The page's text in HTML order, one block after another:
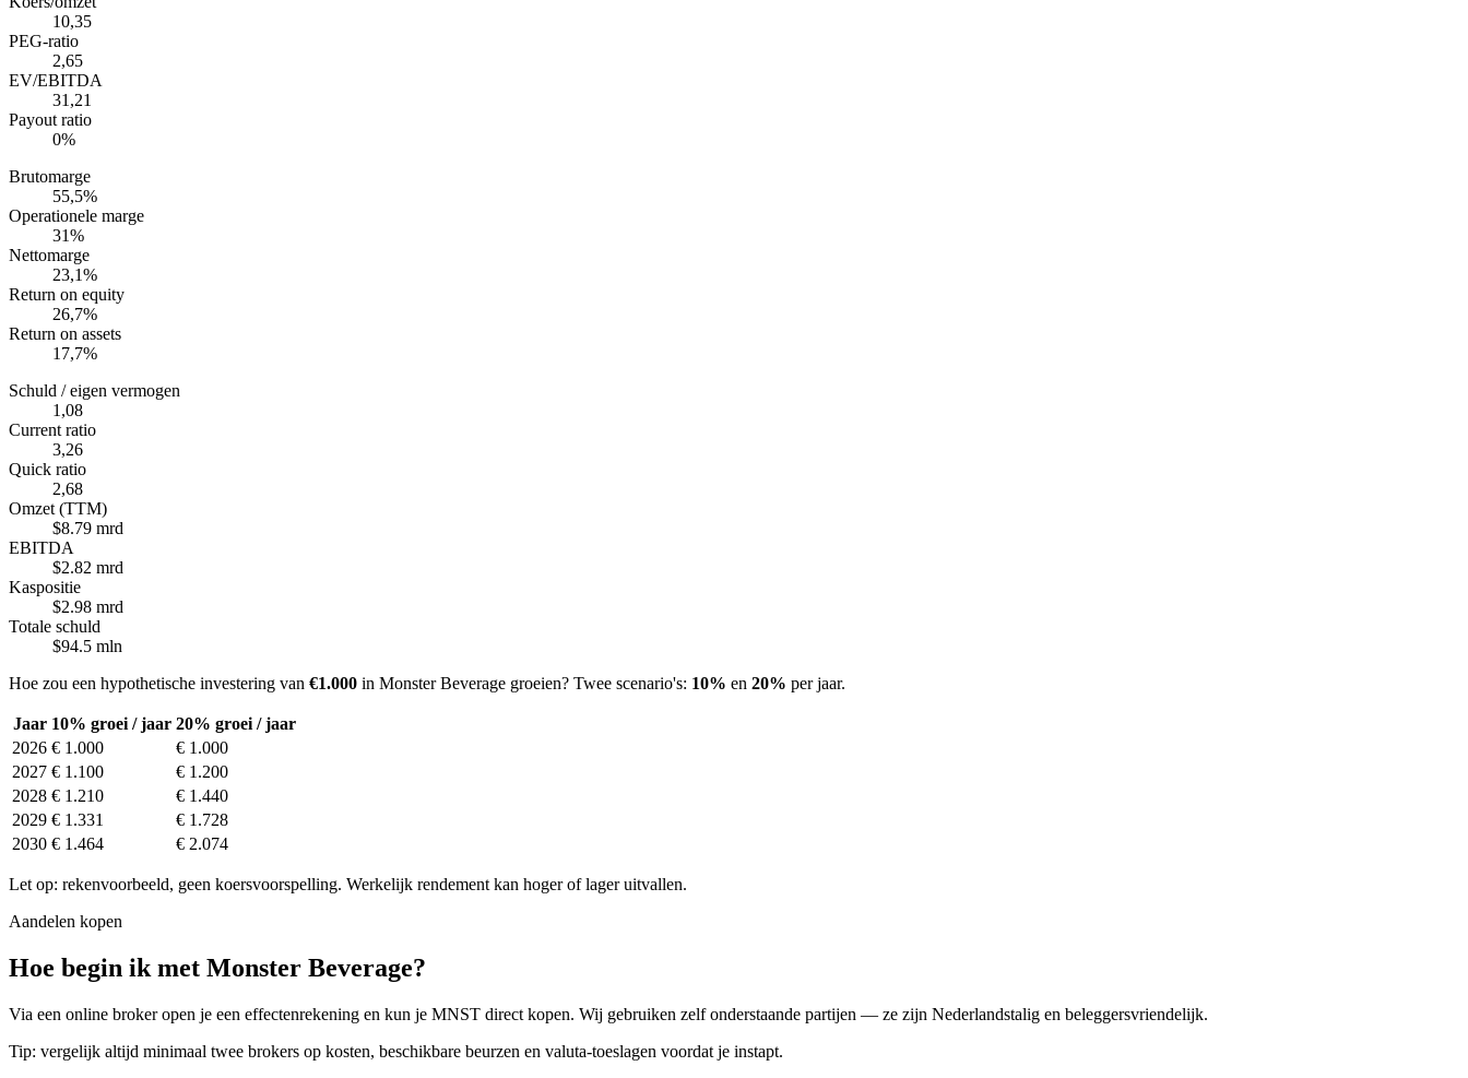
10,35
PEG-ratio
2,65
EV/EBITDA
31,21
Payout ratio
0%
Brutomarge
55,5%
Operationele marge
31%
Nettomarge
23,1%
Return on equity
26,7%
Return on assets
17,7%
Schuld / eigen vermogen
1,08
Current ratio
3,26
Quick ratio
2,68
Omzet (TTM)
$8.79 mrd
EBITDA
$2.82 mrd
Kaspositie
$2.98 mrd
Totale schuld
$94.5 mln
Hoe zou een hypothetische investering van €1.000 in Monster Beverage groeien? Twee scenario's: 10% en 20% per jaar.
Jaar 10% groei / jaar 20% groei / jaar
2026 € 1.000
€ 1.000
2027 € 1.100
€ 1.200
2028 € 1.210
€ 1.440
2029 € 1.331
€ 1.728
2030 € 1.464 € 2.074
Let op: rekenvoorbeeld, geen koersvoorspelling. Werkelijk rendement kan hoger of lager uitvallen.
Aandelen kopen
Hoe begin ik met Monster Beverage?
Via een online broker open je een effectenrekening en kun je MNST direct kopen. Wij gebruiken zelf onderstaande partijen — ze zijn Nederlandstalig en beleggersvriendelijk.
Tip: vergelijk altijd minimaal twee brokers op kosten, beschikbare beurzen en valuta-toeslagen voordat je instapt.